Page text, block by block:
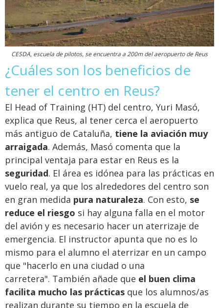
CESDA, escuela de pilotos, se encuentra a 200m del aeropuerto de Reus
¿Cuáles son los beneficios de
tener el centro en Reus?
El Head of Training (HT) del centro, Yuri Masó,
explica que Reus, al tener cerca el aeropuerto
más antiguo de Cataluña, tiene la aviación muy
arraigada. Además, Masó comenta que la
principal ventaja para estar en Reus es la
seguridad. El área es idónea para las prácticas en
vuelo real, ya que los alrededores del centro son
en gran medida pura naturaleza. Con esto, se
reduce el riesgo si hay alguna falla en el motor
del avión y es necesario hacer un aterrizaje de
emergencia. El instructor apunta que no es lo
mismo para el alumno el aterrizar en un campo
que "hacerlo en una ciudad o una
carretera". También añade que el buen clima
facilita mucho las prácticas que los alumnos/as
realizan durante su tiempo en la escuela de